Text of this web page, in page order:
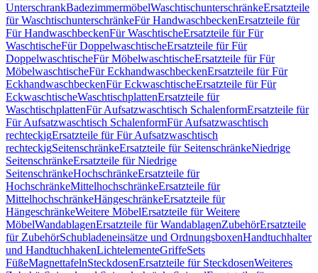
UnterschrankBadezimmermöbelWaschtischunterschränkeErsatzteile
für WaschtischunterschränkeFür HandwaschbeckenErsatzteile für
Für HandwaschbeckenFür WaschtischeErsatzteile für Für
WaschtischeFür DoppelwaschtischeErsatzteile für Für
DoppelwaschtischeFür MöbelwaschtischeErsatzteile für Für
MöbelwaschtischeFür EckhandwaschbeckenErsatzteile für Für
EckhandwaschbeckenFür EckwaschtischeErsatzteile für Für
EckwaschtischeWaschtischplattenErsatzteile für
WaschtischplattenFür Aufsatzwaschtisch SchalenformErsatzteile für
Für Aufsatzwaschtisch SchalenformFür Aufsatzwaschtisch
rechteckigErsatzteile für Für Aufsatzwaschtisch
rechteckigSeitenschränkeErsatzteile für SeitenschränkeNiedrige
SeitenschränkeErsatzteile für Niedrige
SeitenschränkeHochschränkeErsatzteile für
HochschränkeMittelhochschränkeErsatzteile für
MittelhochschränkeHängeschränkeErsatzteile für
HängeschränkeWeitere MöbelErsatzteile für Weitere
MöbelWandablagenErsatzteile für WandablagenZubehörErsatzteile
für ZubehörSchubladeneinsätze und OrdnungsboxenHandtuchhalter
und HandtuchhakenLichtelementeGriffeSets
FüßeMagnettafelnSteckdosenErsatzteile für SteckdosenWeiteres